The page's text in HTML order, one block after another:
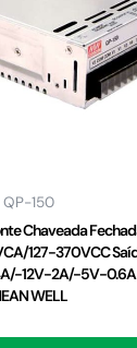
QP-150
Chaveada
127-370VCC
12V-2A/-5V-
WELL